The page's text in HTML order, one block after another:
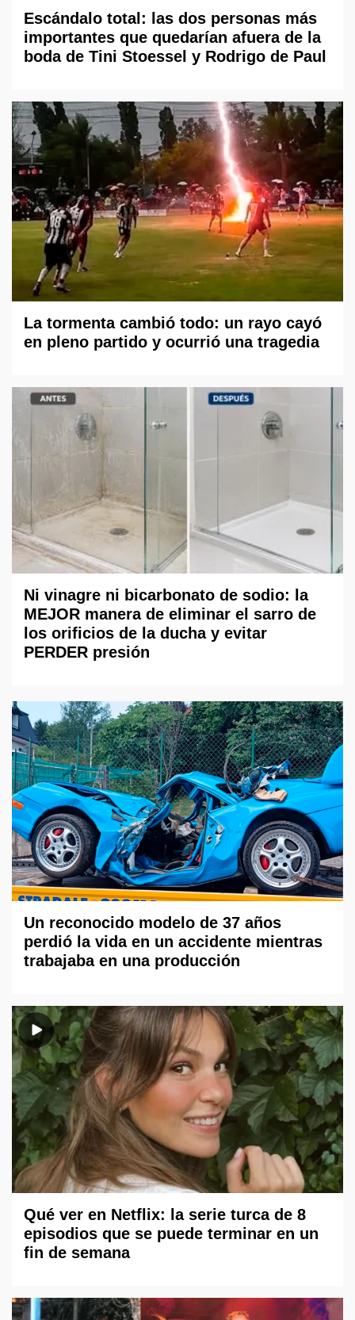
Escándalo total: las dos personas más
importantes que quedarían afuera de la
boda de Tini Stoessel y Rodrigo de Paul
La tormenta cambió todo: un rayo cayó
en pleno partido y ocurrió una tragedia
Ni vinagre ni bicarbonato de sodio: la
MEJOR manera de eliminar el sarro de
los orificios de la ducha y evitar
PERDER presión
Un reconocido modelo de 37 años
perdió la vida en un accidente mientras
trabajaba en una producción
Qué ver en Netflix: la serie turca de 8
episodios que se puede terminar en un
fin de semana